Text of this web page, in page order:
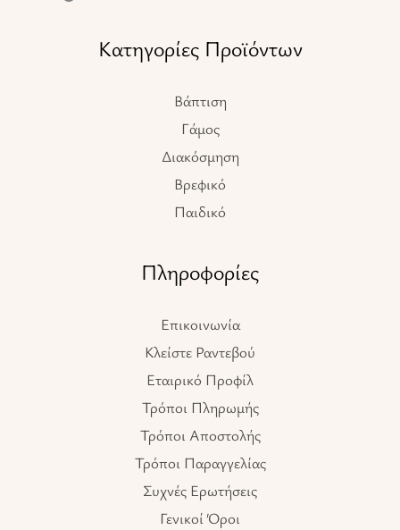
Κατηγορίες Προϊόντων
Βάπτιση
Γάμος
Διακόσμηση
Βρεφικό
Παιδικό
Πληροφορίες
Επικοινωνία
Κλείστε Ραντεβού
Εταιρικό Προφίλ
Τρόποι Πληρωμής
Τρόποι Αποστολής
Τρόποι Παραγγελίας
Συχνές Ερωτήσεις
Γενικοί Όροι